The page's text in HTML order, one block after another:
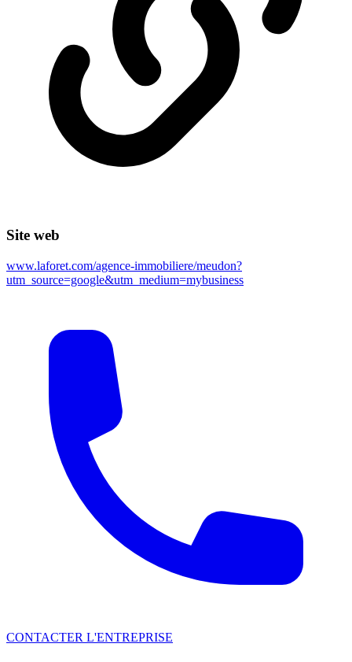
Site web
www.laforet.com/agence-immobiliere/meudon?
utm_source=google&utm_medium=mybusiness
CONTACTER L'ENTREPRISE